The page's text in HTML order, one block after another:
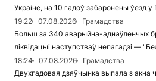
Украіне, на 10 гадоў забаронены ўезд
19:22
07.08.2026
Грамадства
Больш за 340 аварыйна-аднаўленчых
ліквідацыі наступстваў непагадзі —
18:24
07.08.2026
Грамадства
Двухгадовая дзяўчынка выпала з акна